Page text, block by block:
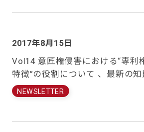
2017年8月15日
Vol14 意匠権侵害における“専利
特徴”の役割について 、最新の
NEWSLETTER